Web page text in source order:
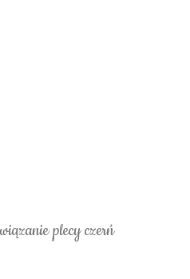
plecy czerń